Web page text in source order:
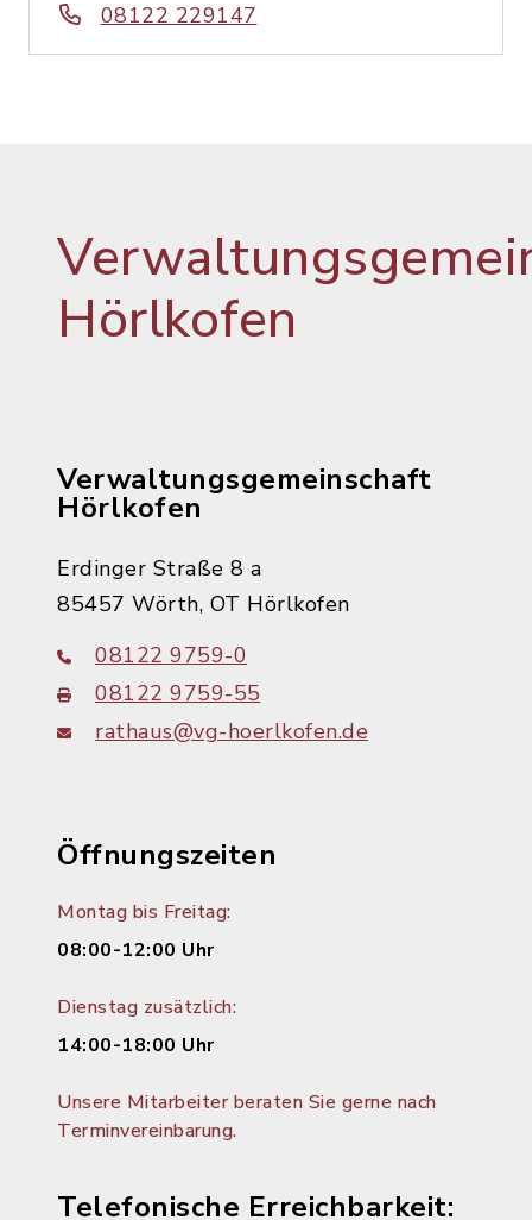
08122 229147
Hörlkofen
Verwaltungsgemeinschaft
Hörlkofen
Erdinger Straße 8 a
85457 Wörth, OT Hörlkofen
08122 9759-0
08122 9759-55
rathaus@vg-hoerlkofen.de
Öffnungszeiten
Montag bis Freitag:
08:00-12:00 Uhr
Dienstag zusätzlich:
14:00-18:00 Uhr
Unsere Mitarbeiter beraten Sie gerne nach
Terminvereinbarung.
Telefonische Erreichbarkeit: